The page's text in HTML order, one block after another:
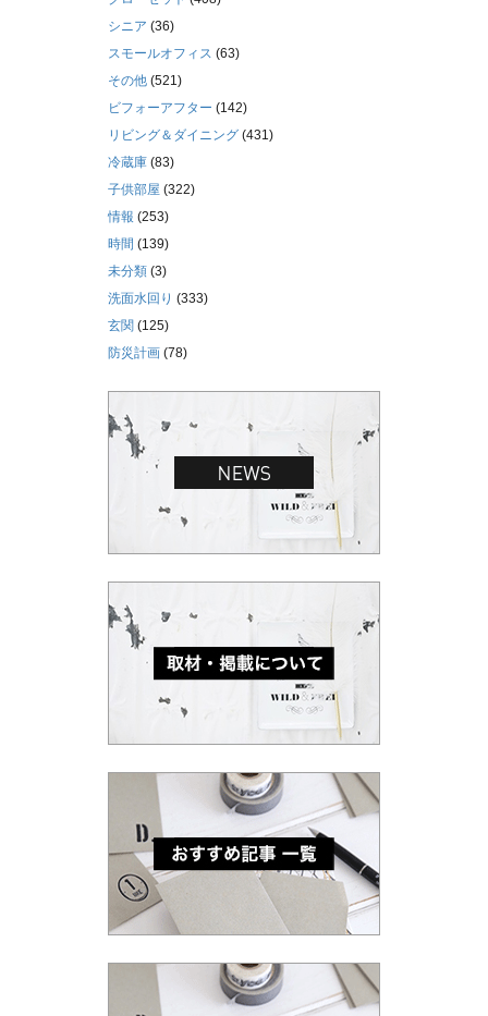
シニア (36)
スモールオフィス (63)
その他 (521)
ビフォーアフター (142)
リビング＆ダイニング (431)
冷蔵庫 (83)
子供部屋 (322)
情報 (253)
時間 (139)
未分類 (3)
洗面水回り (333)
玄関 (125)
防災計画 (78)